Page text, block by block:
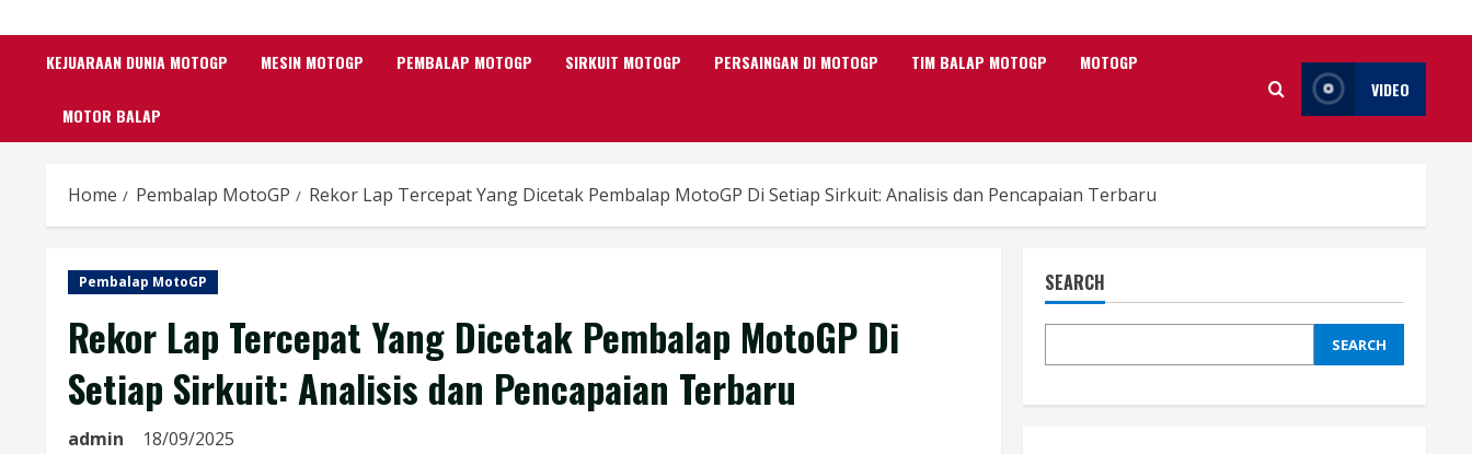
KEJUARAAN DUNIA MOTOGP MESIN MOTOGP PEMBALAP MOTOGP SIRKUIT MOTOGP PERSAINGAN DI MOTOGP TIM BALAP MOTOGP MOTOGP
MOTOR BALAP
VIDEO
Home Pembalap MotoGP Rekor Lap Tercepat Yang Dicetak Pembalap MotoGP Di Setiap Sirkuit: Analisis dan Pencapaian Terbaru
Pembalap MotoGP
Rekor Lap Tercepat Yang Dicetak Pembalap MotoGP Di
Setiap Sirkuit: Analisis dan Pencapaian Terbaru
admin 18/09/2025
SEARCH
SEARCH